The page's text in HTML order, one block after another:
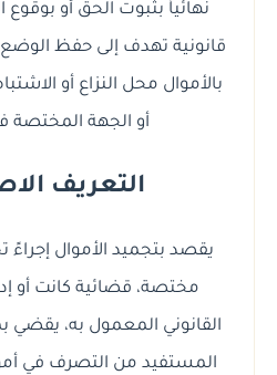
نهائياً بثبوت الحق أو بوقوع
قانونية تهدف إلى حفظ
بالأموال محل النزاع أو
أو الجهة المختصة
التعريف
يقصد بتجميد الأموال
مختصة، قضائية كانت أو
القانوني المعمول به، يقضي
المستفيد من التصرف في